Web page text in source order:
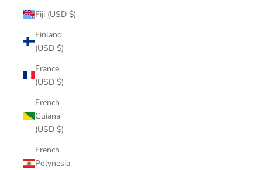
Fiji (USD $)
Finland
(USD $)
France
(USD $)
French
Guiana
(USD $)
French
Polynesia